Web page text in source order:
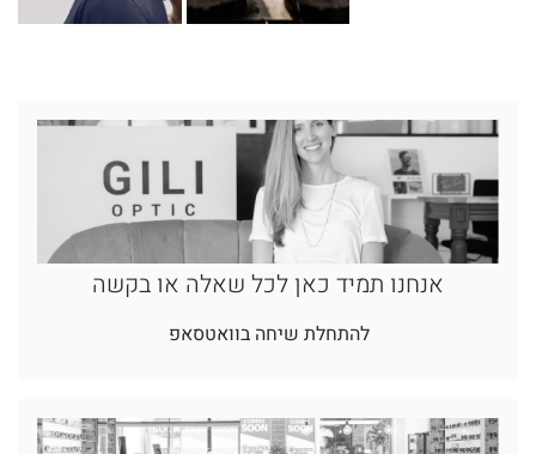
אנחנו תמיד כאן לכל שאלה או בקשה
להתחלת שיחה בוואטסאפ